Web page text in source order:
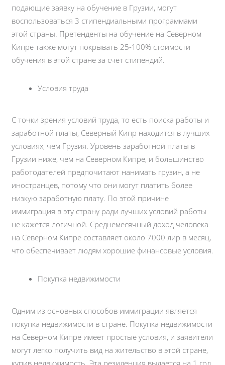
подающие заявку на обучение в Грузии, могут
воспользоваться 3 стипендиальными программами
этой страны. Претенденты на обучение на Северном
Кипре также могут покрывать 25-100% стоимости
обучения в этой стране за счет стипендий.
Условия труда
С точки зрения условий труда, то есть поиска работы и
заработной платы, Северный Кипр находится в лучших
условиях, чем Грузия. Уровень заработной платы в
Грузии ниже, чем на Северном Кипре, и большинство
работодателей предпочитают нанимать грузин, а не
иностранцев, потому что они могут платить более
низкую заработную плату. По этой причине
иммиграция в эту страну ради лучших условий работы
не кажется логичной. Среднемесячный доход человека
на Северном Кипре составляет около 7000 лир в месяц,
что обеспечивает людям хорошие финансовые условия.
Покупка недвижимости
Одним из основных способов иммиграции является
покупка недвижимости в стране. Покупка недвижимости
на Северном Кипре имеет простые условия, и заявители
могут легко получить вид на жительство в этой стране,
купив недвижимость. Эта резиденция выдается на 1 год